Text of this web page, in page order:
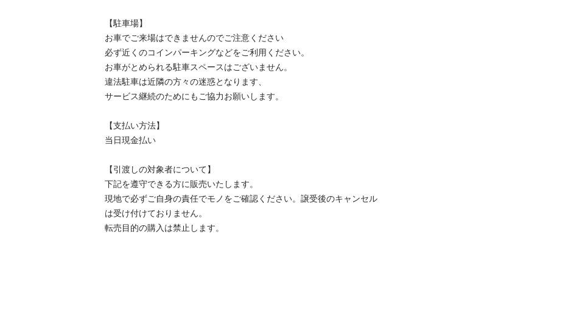
【駐⾞場】
お車でご来場はできませんのでご注意ください
必ず近くのコインパーキングなどをご利用ください。
お車がとめられる駐車スペースはございません。
違法駐車は近隣の方々の迷惑となります、
サービス継続のためにもご協力お願いします。
【⽀払い⽅法】
当日現金払い
【引渡しの対象者について】
下記を遵守できる⽅に販売いたします。
現地で必ずご⾃⾝の責任でモノをご確認ください。譲受後のキャンセル
は受け付けておりません。
転売⽬的の購⼊は禁⽌します。